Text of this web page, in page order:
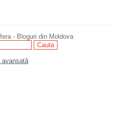
- Bloguri din Moldova
avansată